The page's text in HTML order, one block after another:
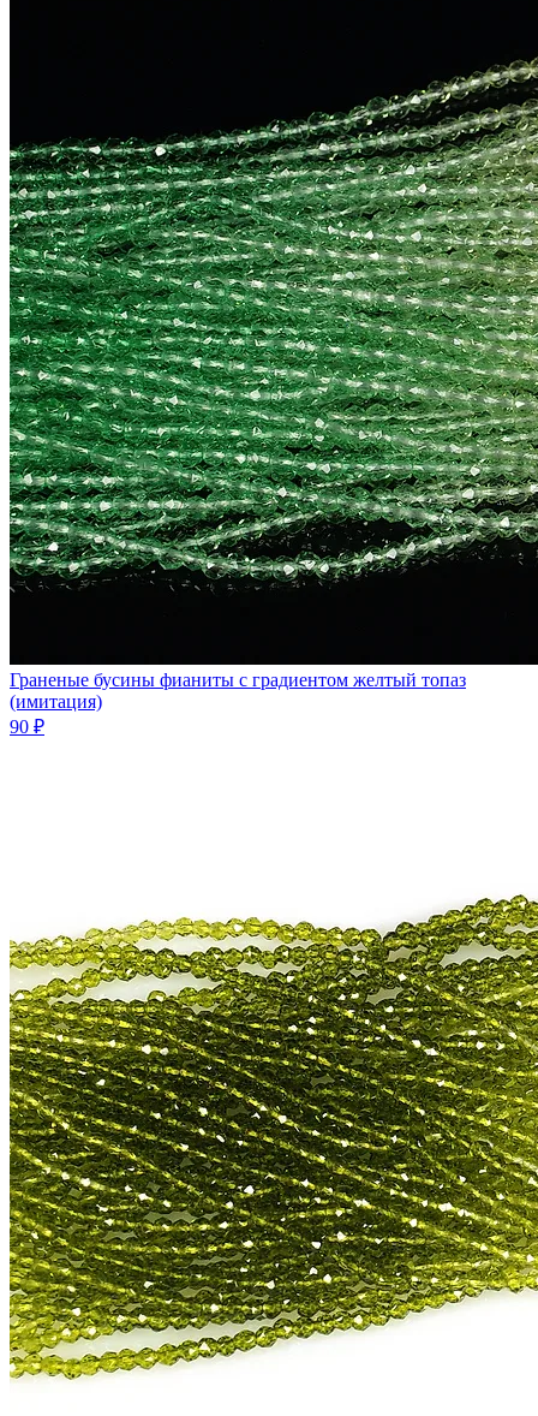
Граненые бусины фианиты с градиентом желтый топаз
(имитация)
90 ₽